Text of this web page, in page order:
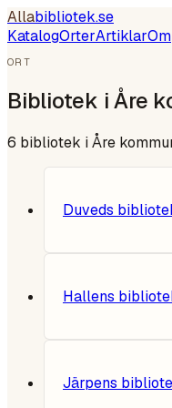
Allabibliotek.se
KatalogOrterArtiklarOm
ORT
Bibliotek iÅre
6 bibliotek iÅre
Duveds
Hallens
Järpens